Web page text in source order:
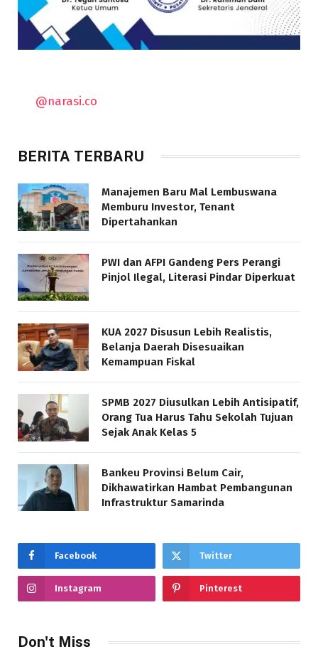
@narasi.co
BERITA TERBARU
Manajemen Baru Mal Lembuswana
Memburu Investor, Tenant
Dipertahankan
PWI dan AFPI Gandeng Pers Perangi
Pinjol Ilegal, Literasi Pindar Diperkuat
KUA 2027 Disusun Lebih Realistis,
Belanja Daerah Disesuaikan
Kemampuan Fiskal
SPMB 2027 Diusulkan Lebih Antisipatif,
Orang Tua Harus Tahu Sekolah Tujuan
Sejak Anak Kelas 5
Bankeu Provinsi Belum Cair,
Dikhawatirkan Hambat Pembangunan
Infrastruktur Samarinda
Facebook Twitter
Instagram Pinterest
Don't Miss